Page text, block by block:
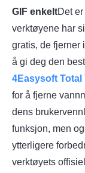
GIF enkeltDet
verktøyene har
gratis, de fjerner
å gi deg den
4Easysoft
for å fjerne
dens
funksjon, men
ytterligere
verktøyets